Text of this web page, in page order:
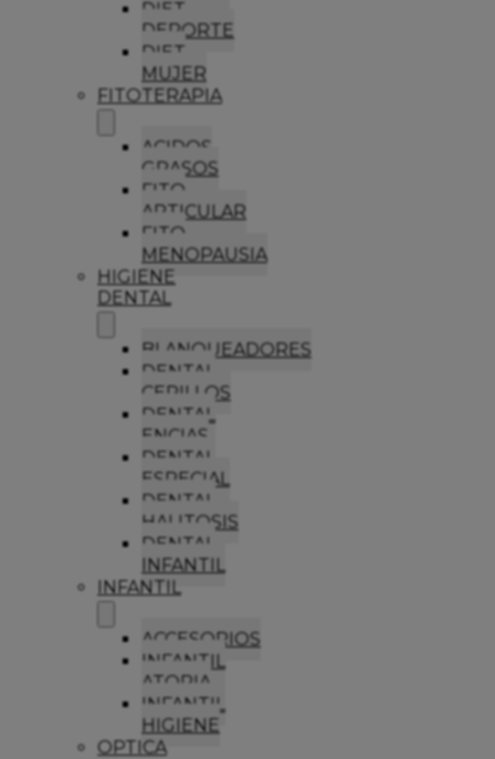
DIET
DEPORTE
DIET
MUJER
FITOTERAPIA
ACIDOS
GRASOS
FITO
ARTICULAR
FITO
MENOPAUSIA
HIGIENE
DENTAL
BLANQUEADORES
DENTAL
CEPILLOS
DENTAL
ENCIAS
DENTAL
ESPECIAL
DENTAL
HALITOSIS
DENTAL
INFANTIL
INFANTIL
ACCESORIOS
INFANTIL
ATOPIA
INFANTIL
HIGIENE
OPTICA